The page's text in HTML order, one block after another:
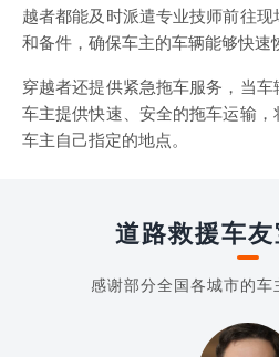
越者都能及时派遣专业技师前往
和备件，确保车主的车辆能够快速
穿越者还提供紧急拖车服务，当
车主提供快速、安全的拖车运输
车主自己指定的地点。
道路救援车
感谢部分全国各城市的车